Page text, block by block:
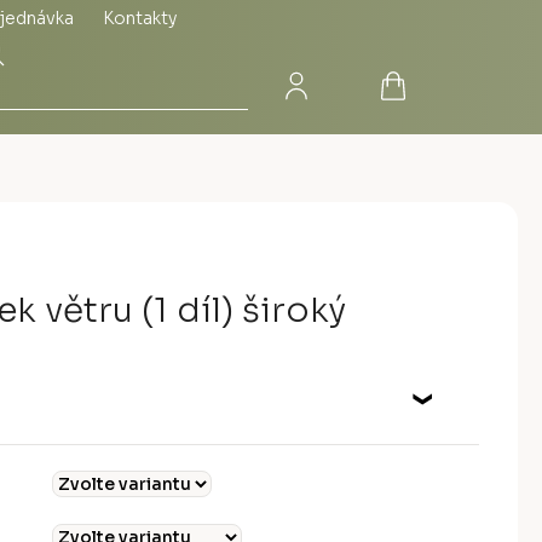
Kontakty
Hledat
Přihlášení Nákupní
větru (1 díl) široký